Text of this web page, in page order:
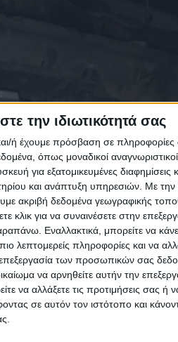
την ιδιωτικότητά σας
ή έχουμε πρόσβαση σε
όπως μοναδικοί
για εξατομικευμένες διαφημίσεις
και ανάπτυξη υπηρεσιών. Με την
ακριβή δεδομένα γεωγραφικής
για να συναινέσετε στην
Εναλλακτικά, μπορείτε να
λεπτομερείς πληροφορίες και να
των προσωπικών σας
να αρνηθείτε αυτήν την
να αλλάξετε τις προτιμήσεις σας ή
σε αυτόν τον ιστότοπο και